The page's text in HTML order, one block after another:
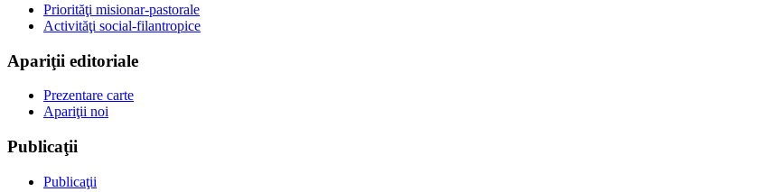
Priorităţi misionar-pastorale
Activităţi social-filantropice
Apariţii editoriale
Prezentare carte
Apariţii noi
Publicaţii
Publicaţii